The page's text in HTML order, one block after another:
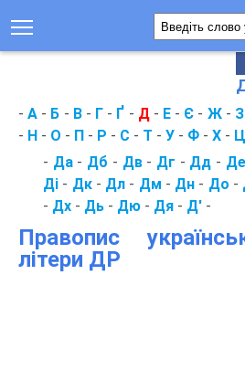
-А - Б - В- Г - Ґ - Д- Е - Є - Ж- З
- Н - О - П - Р - С - Т - У - Ф - Х - Ц
- Да- Дб - Дв- Дг - Дд - Де
Ді - Дк- Дл - Дм - Дн - До -
- Дх - Дь - Дю - Дя - Д' -
Правопис
літери ДР